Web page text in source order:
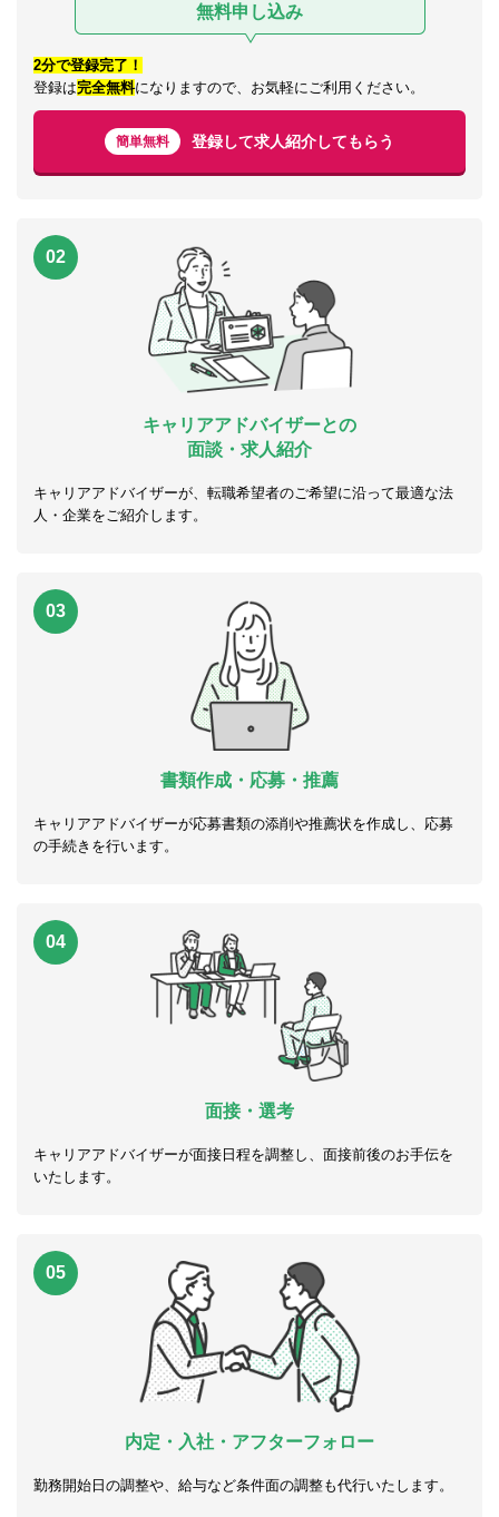
無料申し込み
2分で登録完了！
登録は完全無料になりますので、お気軽にご利用ください。
簡単無料 登録して求人紹介してもらう
02
キャリアアドバイザーとの
面談・求人紹介
キャリアアドバイザーが、転職希望者のご希望に沿って最適な法
人・企業をご紹介します。
03
書類作成・応募・推薦
キャリアアドバイザーが応募書類の添削や推薦状を作成し、応募
の手続きを行います。
04
面接・選考
キャリアアドバイザーが面接日程を調整し、面接前後のお手伝を
いたします。
05
内定・入社・アフターフォロー
勤務開始日の調整や、給与など条件面の調整も代行いたします。